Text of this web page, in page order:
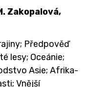
Zakopalová,
Předpověď
lesy; Oceánie;
Asie; Afrika-
Vnější